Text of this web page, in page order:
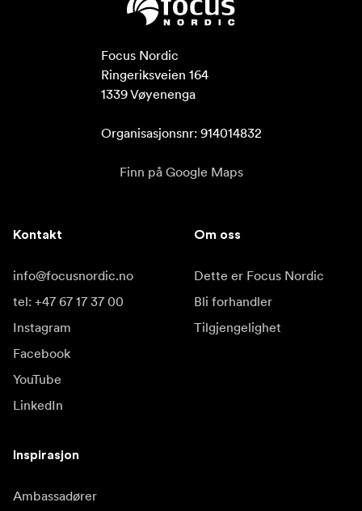
Focus Nordic
Ringeriksveien 164
1339 Vøyenenga
Organisasjonsnr: 914014832
Finn på Google Maps
Kontakt
info@focusnordic.no
tel: +47 67 17 37 00
Instagram
Facebook
YouTube
LinkedIn
Om oss
Dette er Focus Nordic
Bli forhandler
Tilgjengelighet
Inspirasjon
Ambassadører